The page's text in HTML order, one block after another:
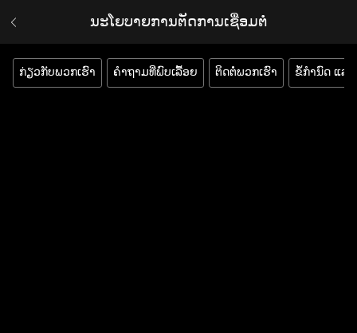
ນະໂຍບາຍການຕັດການເຊື່ອມຕໍ່
ກ່ຽວກັບພວກເຮົາ ຄຳຖາມທີ່ພົບເລື້ອຍ ຕິດຕໍ່ພວກເຮົາ ຂໍ້ກຳນົດ ແລະ